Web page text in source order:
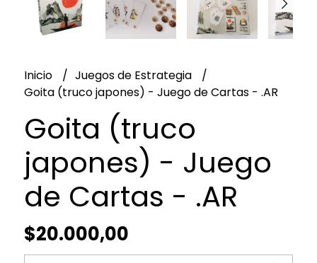
Inicio
Juegos de Estrategia
Goita (truco japones) - Juego de Cartas - .AR
Goita (truco
japones) - Juego
de Cartas - .AR
$20.000,00